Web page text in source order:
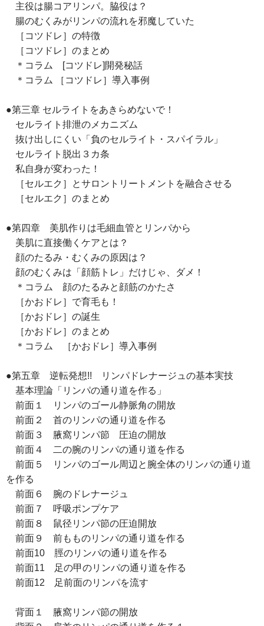
主役は腸コアリンパ。脇役は？
腸のむくみがリンパの流れを邪魔していた
［コツドレ］の特徴
［コツドレ］のまとめ
＊コラム [コツドレ]開発秘話
＊コラム ［コツドレ］導入事例
●第三章 セルライトをあきらめないで！
セルライト排泄のメカニズム
抜け出しにくい「負のセルライト・スパイラル」
セルライト脱出３カ条
私自身が変わった！
［セルエク］とサロントリートメントを融合させる
［セルエク］のまとめ
●第四章 美肌作りは毛細血管とリンパから
美肌に直接働くケアとは？
顔のたるみ・むくみの原因は？
顔のむくみは「顔筋トレ」だけじゃ、ダメ！
＊コラム 顔のたるみと顔筋のかたさ
［かおドレ］で育毛も！
［かおドレ］の誕生
［かおドレ］のまとめ
＊コラム ［かおドレ］導入事例
●第五章 逆転発想!! リンパドレナージュの基本実技
基本理論「リンパの通り道を作る」
前面１ リンパのゴール静脈角の開放
前面２ 首のリンパの通り道を作る
前面３ 腋窩リンパ節 圧迫の開放
前面４ 二の腕のリンパの通り道を作る
前面５ リンパのゴール周辺と腕全体のリンパの通り道
を作る
前面６ 腕のドレナージュ
前面７ 呼吸ポンプケア
前面８ 鼠径リンパ節の圧迫開放
前面９ 前もものリンパの通り道を作る
前面10 脛のリンパの通り道を作る
前面11 足の甲のリンパの通り道を作る
前面12 足前面のリンパを流す
背面１ 腋窩リンパ節の開放